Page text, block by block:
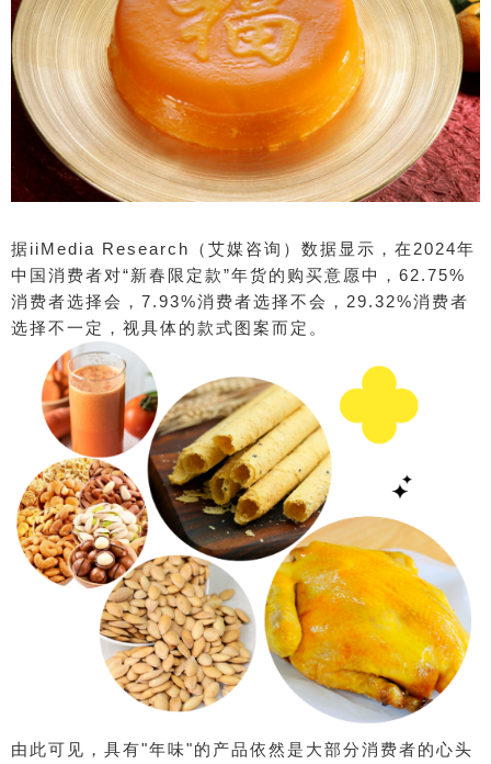
据iiMedia Research（艾媒咨询）数据显示，在2024年
中国消费者对“新春限定款”年货的购买意愿中，62.75%
消费者选择会，7.93%消费者选择不会，29.32%消费者
选择不一定，视具体的款式图案而定。
由此可见，具有"年味"的产品依然是大部分消费者的心头